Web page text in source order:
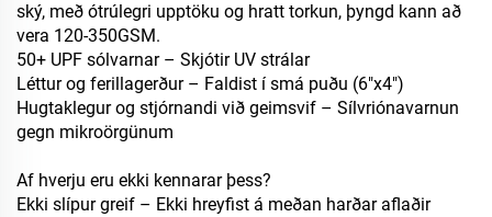
ský, með ótrúlegri upptöku og hratt torkun, þyngd kann að
vera 120-350GSM.
50+ UPF sólvarnar – Skjótir UV strálar
Léttur og ferillagerður – Faldist í smá puðu (6"x4")
Hugtaklegur og stjórnandi við geimsvif – Sílvriónavarnun
gegn mikroörgünum
Af hverju eru ekki kennarar þess?
Ekki slípur greif – Ekki hreyfist á meðan harðar aflaðir